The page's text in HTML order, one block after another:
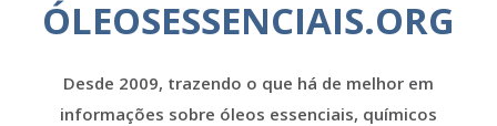
ÓLEOSESSENCIAIS.ORG
Desde 2009, trazendo o que há de melhor em
informações sobre óleos essenciais, químicos